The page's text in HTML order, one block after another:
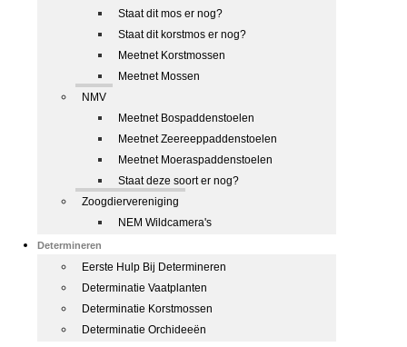
Staat dit mos er nog?
Staat dit korstmos er nog?
Meetnet Korstmossen
Meetnet Mossen
NMV
Meetnet Bospaddenstoelen
Meetnet Zeereeppaddenstoelen
Meetnet Moeraspaddenstoelen
Staat deze soort er nog?
Zoogdiervereniging
NEM Wildcamera's
Determineren
Eerste Hulp Bij Determineren
Determinatie Vaatplanten
Determinatie Korstmossen
Determinatie Orchideeën